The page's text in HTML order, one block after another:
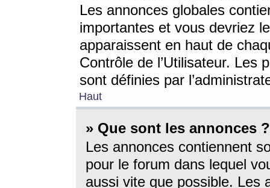
Les annonces globales
importantes et vous devriez
apparaissent en haut de
Contrôle de l’Utilisateur. Les
sont définies par
Haut
» Que sont les annonces ?
Les annonces contiennent
pour le forum dans lequel
aussi vite que possible. Les